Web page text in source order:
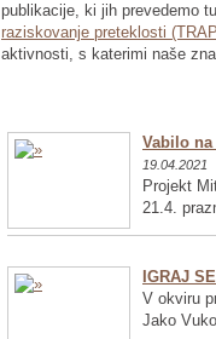
publikacije, ki jih prevedemo
raziskovanje preteklosti
aktivnosti, s katerimi naše
Vabilo
19.04.2021
Projekt
21.4.
IGRAJ
V okviru
Jako